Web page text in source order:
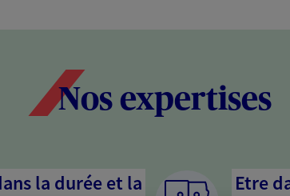
Nos expertises
la durée et la
Etre